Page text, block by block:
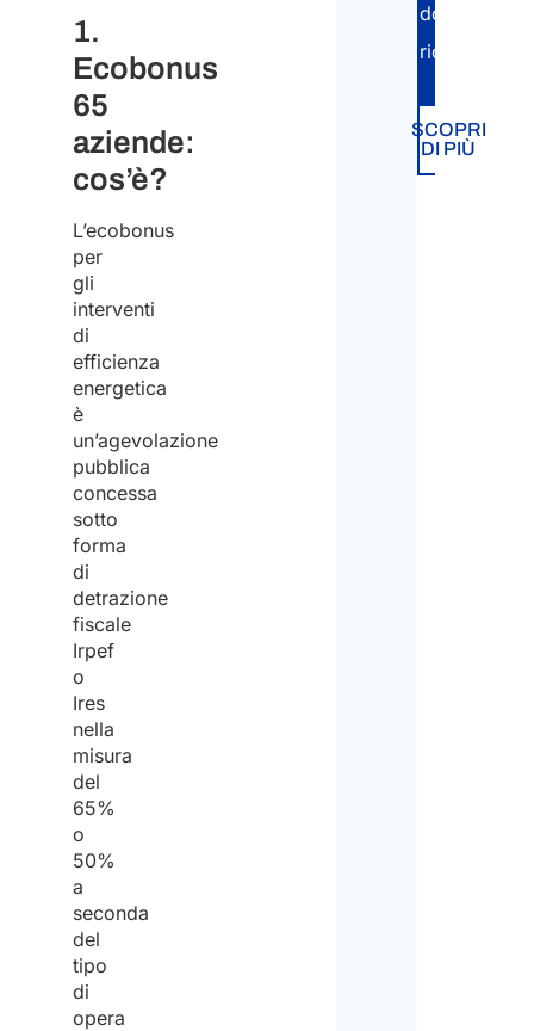
1.
Ecobonus
65
aziende:
cos’è?
L’ecobonus
per
gli
interventi
di
efficienza
energetica
è
un’agevolazione
pubblica
concessa
sotto
forma
di
detrazione
fiscale
Irpef
o
Ires
nella
misura
del
65%
o
50%
a
seconda
del
tipo
di
opera
richiesta.
SCOPRI
DI PIÙ